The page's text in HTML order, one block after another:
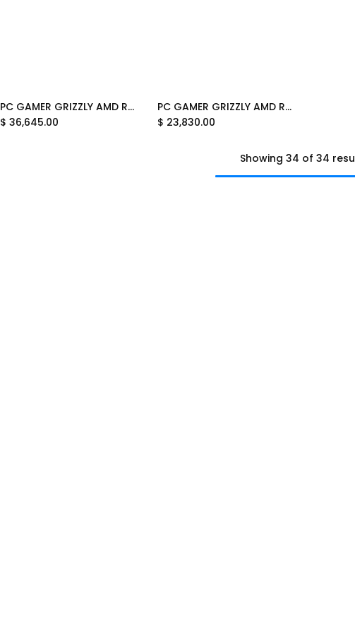
Add to Cart
PC GAMER GRIZZLY AMD RYZEN 7 7700X 4.5GHZ RTX5060TI 32GB NV3 2TB WIFI BT PG-AMD066 12M DE GARANTIA
$ 36,645.00
Add to Cart
PC GAMER GRIZZLY AMD RYZEN 7 5800X 3.8GHZ RTX4060 32GB M.2 2TB WIFI BT PG-AMD064 12M DE GARANTIA
$ 23,830.00
Showing 34 of 34